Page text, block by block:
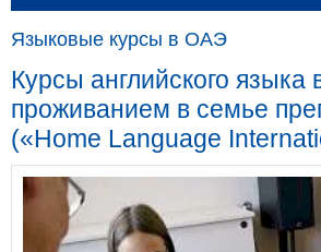
Языковые курсы в ОАЭ
Курсы английского языка
проживанием в семье
(«Home Language